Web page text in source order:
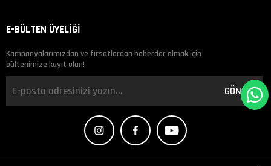
E-BÜLTEN ÜYELİĞİ
Kampanyalarımızdan ve fırsatlardan haberdar olmak için
bültenimize kayıt olun!
GÖNDER